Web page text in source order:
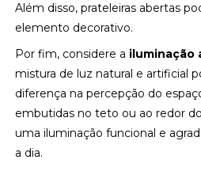
Além disso, prateleiras abertas
elemento decorativo.
Por fim, considere a iluminação
mistura de luz natural e artificial
diferença na percepção do
embutidas no teto ou ao redor
uma iluminação funcional e
a dia.